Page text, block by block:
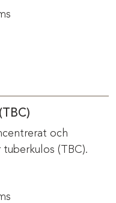
och
(TBC).